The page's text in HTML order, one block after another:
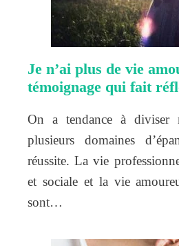
Je n’ai plus de vie
témoignage qui fait
On a tendance à diviser
plusieurs domaines
réussite. La vie
et sociale et la vie
sont…